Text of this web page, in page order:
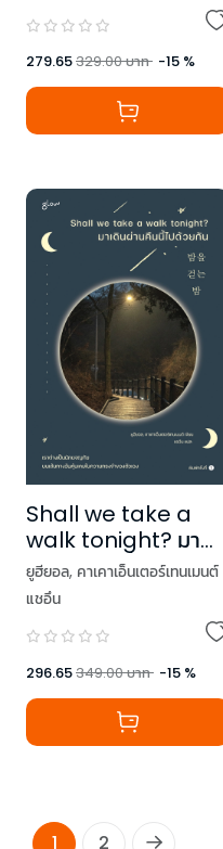
279.65329.00บาท -15 %
Shall we take a
walk tonight? มา
เดินผ่านคืนนี้ไปด้วยกัน
ยูฮียอล, คาเคาเอ็นเตอร์เทนเมนต์
แชอึน
296.65349.00บาท -15 %
1 2